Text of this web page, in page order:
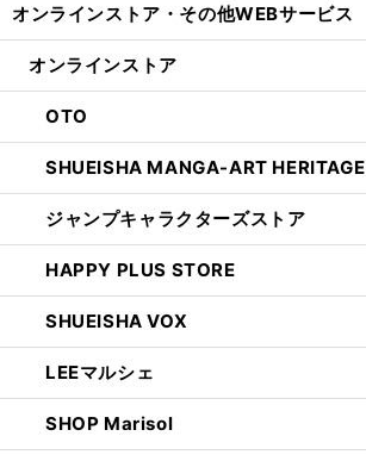
オンラインストア・ その他WEBサービス
オンラインストア
OTO
SHUEISHA MANGA-ART HERITAGE
ジャンプキャラクターズストア
HAPPY PLUS STORE
SHUEISHA VOX
LEEマルシェ
SHOP Marisol